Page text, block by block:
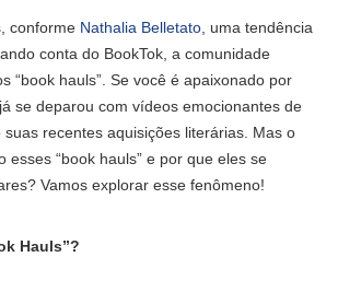
conforme Nathalia Belletato , uma tendência
conta do BookTok, a comunidade
“book hauls”. Se você é apaixonado por
se deparou com vídeos emocionantes de
recentes aquisições literárias. Mas o
esses “book hauls” e por que eles se
Vamos explorar esse fenômeno!
Hauls”?